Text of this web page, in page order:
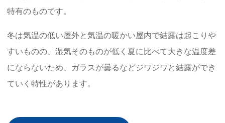
特有のものです。
冬は気温の低い屋外と気温の暖かい屋内で結露は起こりや
すいものの、湿気そのものが低く夏に比べて大きな温度差
にならないため、ガラスが曇るなどジワジワと結露ができ
ていく特性があります。